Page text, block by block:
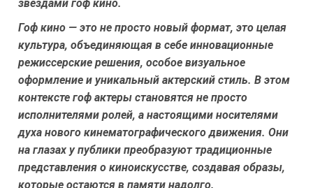
звездами гоф кино.
Гоф кино — это не просто новый формат, это целая
культура, объединяющая в себе инновационные
режиссерские решения, особое визуальное
оформление и уникальный актерский стиль. В этом
контексте гоф актеры становятся не просто
исполнителями ролей, а настоящими носителями
духа нового кинематографического движения. Они
на глазах у публики преобразуют традиционные
представления о киноискусстве, создавая образы,
которые остаются в памяти надолго.